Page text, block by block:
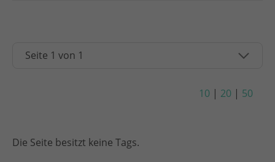
10 | 20 | 50
Die Seite besitzt keine Tags.